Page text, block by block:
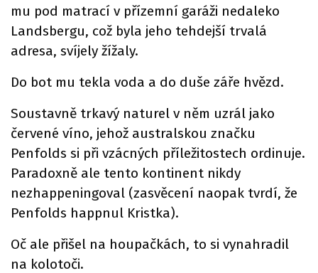
mu pod matrací v přízemní garáži nedaleko
Landsbergu, což byla jeho tehdejší trvalá
adresa, svíjely žížaly.
Do bot mu tekla voda a do duše záře hvězd.
Soustavně trkavý naturel v něm uzrál jako
červené víno, jehož australskou značku
Penfolds si při vzácných příležitostech ordinuje.
Paradoxně ale tento kontinent nikdy
nezhappeningoval (zasvěcení naopak tvrdí, že
Penfolds happnul Kristka).
Oč ale přišel na houpačkách, to si vynahradil
na kolotoči.